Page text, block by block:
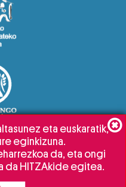
eta euskaratik,
eginkizuna.
da, eta ongi
da HITZAkide egitea.